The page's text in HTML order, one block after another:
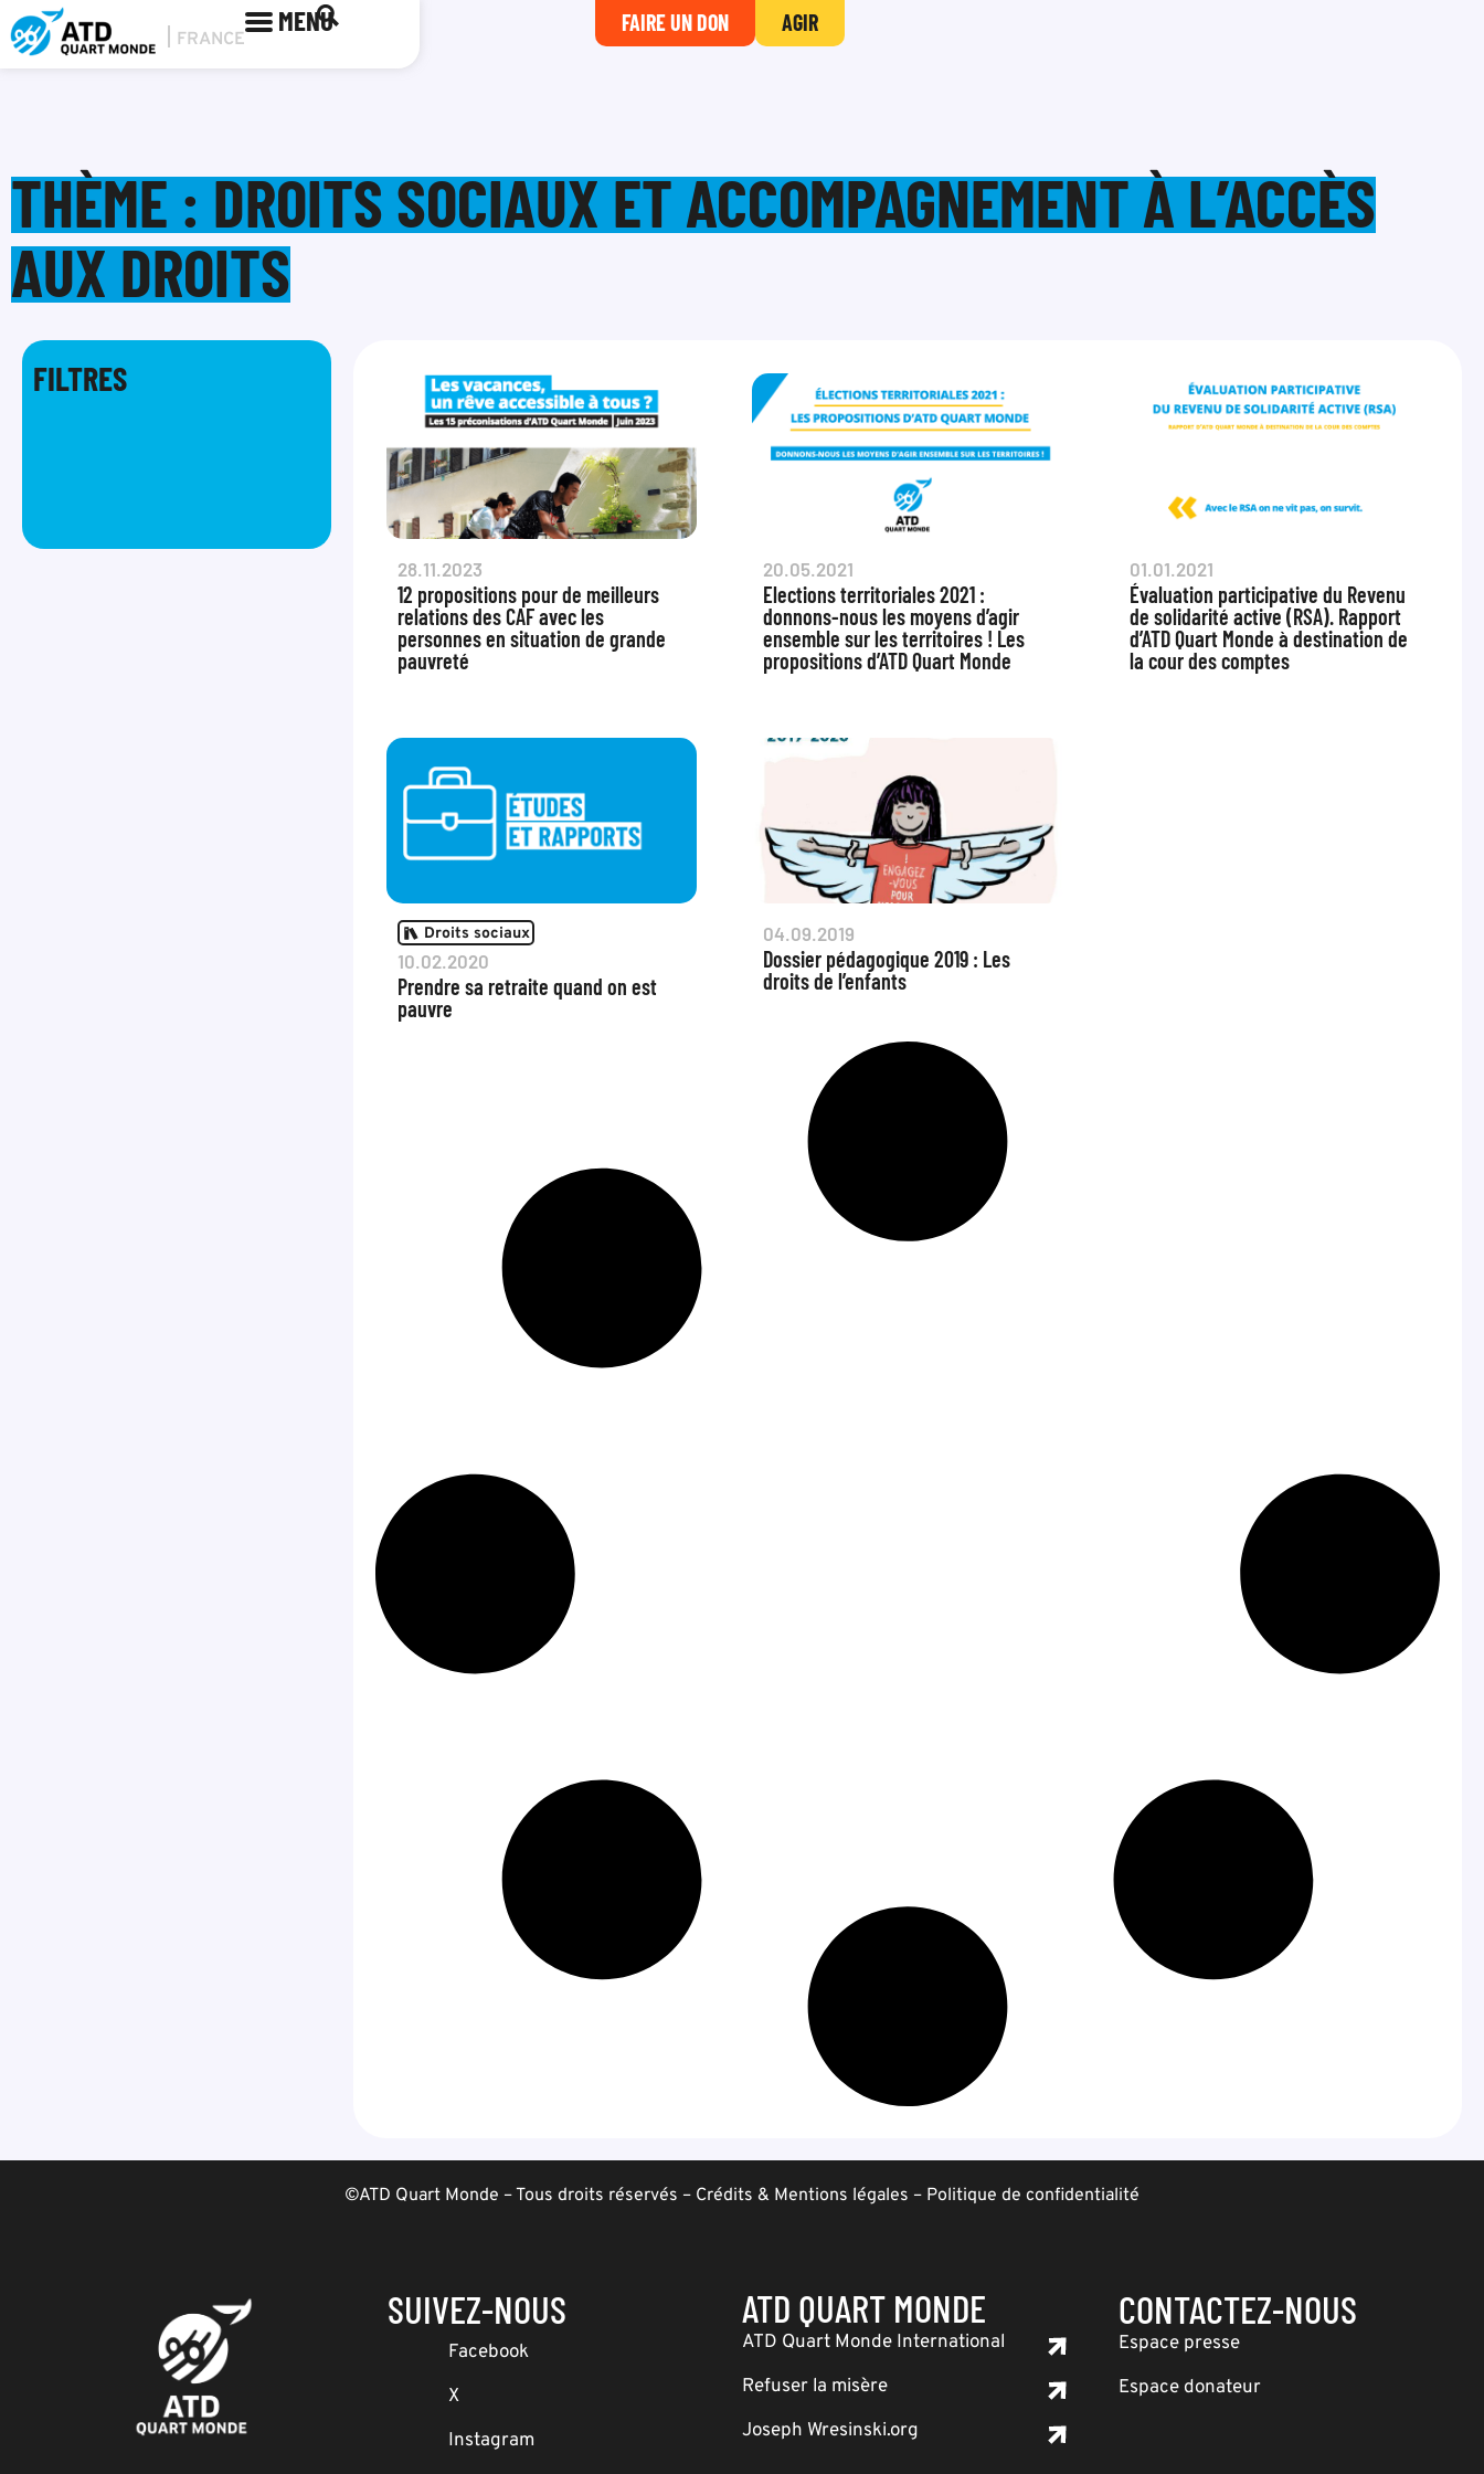
MENU FAIRE UN DON AGIR
THÈME : DROITS SOCIAUX ET ACCOMPAGNEMENT À L’ACCÈS
AUX DROITS
FILTRES
28.11.2023
12 propositions pour de meilleurs
relations des CAF avec les
personnes en situation de grande
pauvreté
20.05.2021
Elections territoriales 2021 :
donnons-nous les moyens d’agir
ensemble sur les territoires ! Les
propositions d’ATD Quart Monde
01.01.2021
Évaluation participative du Revenu
de solidarité active (RSA). Rapport
d’ATD Quart Monde à destination de
la cour des comptes
Droits sociaux
10.02.2020
Prendre sa retraite quand on est
pauvre
04.09.2019
Dossier pédagogique 2019 : Les
droits de l’enfants
©ATD Quart Monde – Tous droits réservés – Crédits & Mentions légales – Politique de confidentialité
SUIVEZ-NOUS
Facebook
X
Instagram
ATD QUART MONDE
ATD Quart Monde International
Refuser la misère
Joseph Wresinski.org
CONTACTEZ-NOUS
Espace presse
Espace donateur